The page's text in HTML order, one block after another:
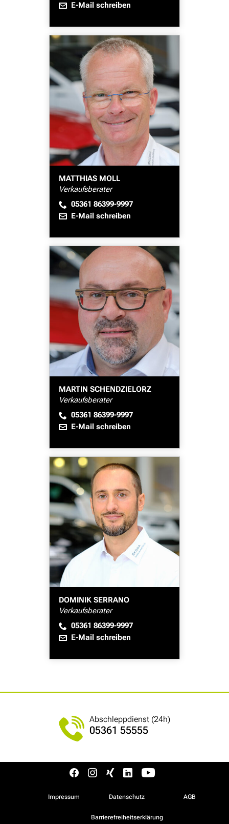
E-Mail schreiben
MATTHIAS MOLL
Verkaufsberater
05361 86399-9997
E-Mail schreiben
MARTIN SCHENDZIELORZ
Verkaufsberater
05361 86399-9997
E-Mail schreiben
DOMINIK SERRANO
Verkaufsberater
05361 86399-9997
E-Mail schreiben
Abschleppdienst (24h)
05361 55555
Impressum Datenschutz AGB
Barrierefreiheitserklärung